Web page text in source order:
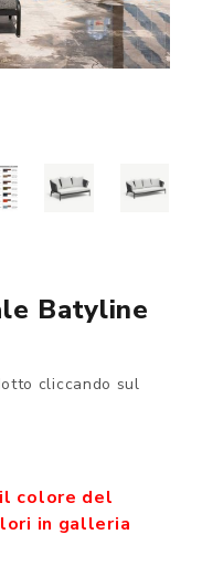
Batyline
cliccando sul
colore del
in galleria